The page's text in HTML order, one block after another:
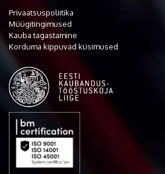
Privaatsuspoliitika
Müügitingimused
Kauba tagastamine
Korduma kippuvad küsimused